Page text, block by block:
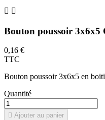
 
Bouton poussoir 3x6x5
0,16 €
TTC
Bouton poussoir 3x6x5 en
Quantité
 Ajouter au panier